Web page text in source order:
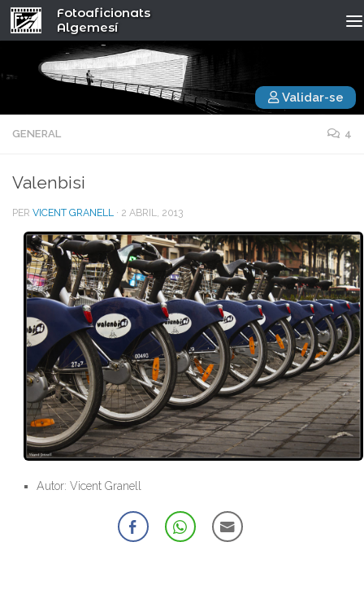
Fotoaficionats
Algemesí
Validar-se
GENERAL 4
Valenbisi
PER VICENT GRANELL · 2 ABRIL, 2013
Autor: Vicent Granell